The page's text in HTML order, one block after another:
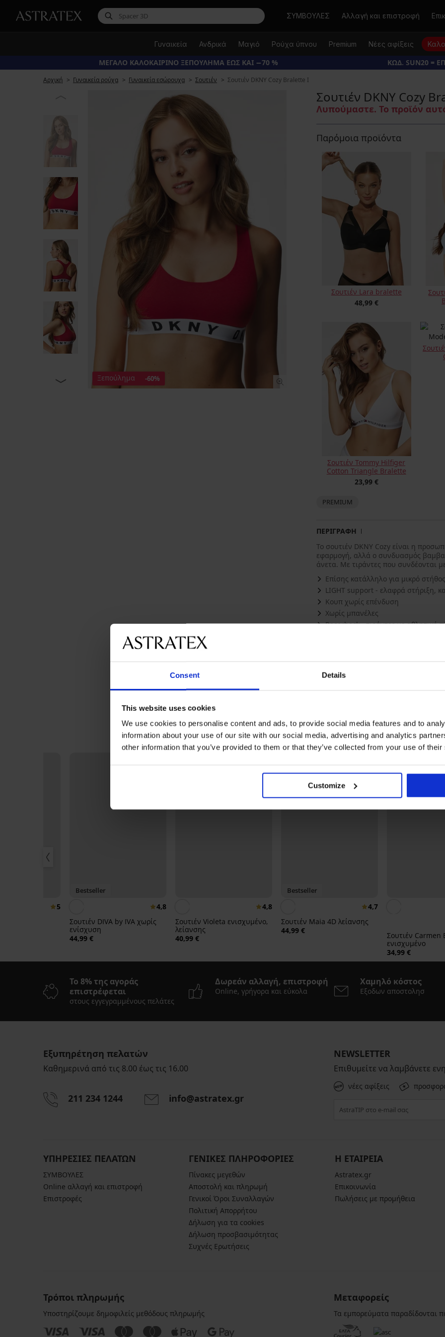
Consent Details
This website uses cookies
We use cookies to personalise content and ads, to provide social media features and to
information about your use of our site with our social media, advertising and analytics
other information that you’ve provided to them or that they’ve collected from your use of
Customize
Αναζήτηση
ΣΥΜΒΟΥΛΕΣ Αλλαγή και επιστροφή
Γυναικεία Ανδρικά Μαγιό Ρούχα ύπνου Premium Νέες αφίξεις
ΜΕΓΑΛΟ ΚΑΛΟΚΑΙΡΙΝΟ ΞΕΠΟΥΛΗΜΑ ΕΩΣ ΚΑΙ −70 % ΚΩΔ. SUN20 =
Αρχική Γυναικεία ρούχα Γυναικεία εσώρουχα Σουτιέν Σουτιέν DKNY Cozy Bralette I
Ξεπούλημα -60%
Σουτιέν DKNY Cozy
Λυπούμαστε. Το προϊόν
Παρόμοια προϊόντα
Σουτιέν Lara bralette
48,99 €
Σουτιέν Tommy Hilfiger
Cotton Triangle Bralette
23,99 €
PREMIUM
ΠΕΡΙΓΡΑΦΗ
Το σουτιέν DKNY Cozy είναι η
εφαρμογή, αλλά ο συνδυασμός
άνετα. Με τιράντες που συνδέονται
Επίσης κατάλληλο για μικρό στήθος
LIGHT support - ελαφρά στήριξη,
Κουπ χωρίς επένδυση
Χωρίς μπανέλες
Racerback - τιράντες με αθλητική
Υλικό
6,
Κωδικός προϊόντος
Μάρκα
DKNY
Μπορεί να σας αρέσει
5
Bestseller
4,8
Σουτιέν DIVA by IVA χωρίς
ενίσχυση
44,99 €
4,8
Σουτιέν Violeta ενισχυμένο,
λείανσης
40,99 €
Bestseller
4,7
Σουτιέν Maia 4D λείανσης
44,99 €
Σουτιέν Carmen
ενισχυμένο
34,99 €
Το 8% της αγοράς
επιστρέφεται
στους εγγεγραμμένους πελάτες
Δωρεάν αλλαγή, επιστροφή
Online, γρήγορα και εύκολα
Χαμηλό κόστος
Εξοδων αποστολησ
Εξυπηρέτηση πελατών
Καθημερινά από τις 8.00 έως τις 16.00
211 234 1244 info@astratex.gr
NEWSLETTER
Επιθυμείτε να λαμβάνετε
νέες αφίξεις
ΥΠΗΡΕΣΙΕΣ ΠΕΛΑΤΩΝ
ΣΥΜΒΟΥΛΕΣ
Online αλλαγή και επιστροφή
Επιστροφές
ΓΕΝΙΚΕΣ ΠΛΗΡΟΦΟΡΙΕΣ
Πίνακες μεγεθών
Αποστολή και πληρωμή
Γενικοί Όροι Συναλλαγών
Πολιτική Απορρήτου
Δήλωση για τα cookies
Δήλωση προσβασιμότητας
Συχνές Ερωτήσεις
Η ΕΤΑΙΡΕΙΑ
Astratex.gr
Επικοινωνία
Πωλήσεις με προμήθεια
Τρόποι πληρωμής
Υποστηρίζουμε δημοφιλείς μεθόδους πληρωμής
Μεταφορείς
Τα εμπορεύματα παραδίδονται